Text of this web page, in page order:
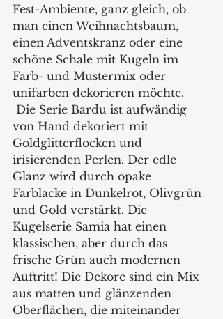
Fest-Ambiente, ganz gleich, ob
man einen Weihnachtsbaum,
einen Adventskranz oder eine
schöne Schale mit Kugeln im
Farb- und Mustermix oder
unifarben dekorieren möchte.
Die Serie Bardu ist aufwändig
von Hand dekoriert mit
Goldglitterflocken und
irisierenden Perlen. Der edle
Glanz wird durch opake
Farblacke in Dunkelrot, Olivgrün
und Gold verstärkt. Die
Kugelserie Samia hat einen
klassischen, aber durch das
frische Grün auch modernen
Auftritt! Die Dekore sind ein Mix
aus matten und glänzenden
Oberflächen, die miteinander